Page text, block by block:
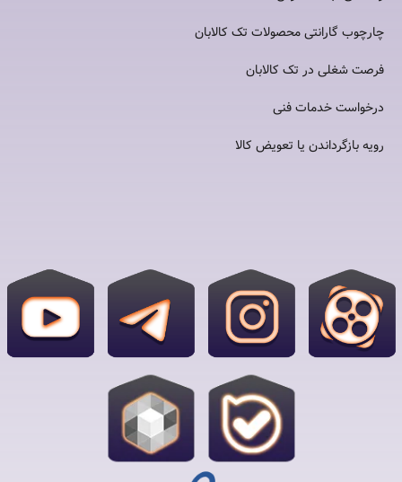
چارچوب گارانتی محصولات تک کالابان
فرصت شغلی در تک کالابان
درخواست خدمات فنی
رویه بازگرداندن یا تعویض کالا